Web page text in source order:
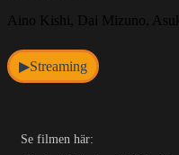
Aino Kishi, Dai Mizuno,
▶Streaming
Se filmen här: